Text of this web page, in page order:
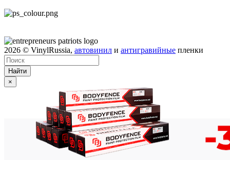
2026 © VinylRussia, автовинил и антигравийные пленки
Найти
×